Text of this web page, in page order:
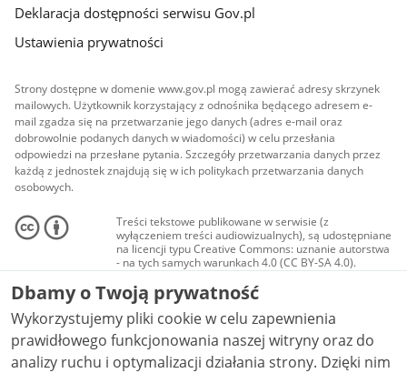
Deklaracja dostępności serwisu Gov.pl
Ustawienia prywatności
Strony dostępne w domenie www.gov.pl mogą zawierać adresy skrzynek
mailowych. Użytkownik korzystający z odnośnika będącego adresem e-
mail zgadza się na przetwarzanie jego danych (adres e-mail oraz
dobrowolnie podanych danych w wiadomości) w celu przesłania
odpowiedzi na przesłane pytania. Szczegóły przetwarzania danych przez
każdą z jednostek znajdują się w ich politykach przetwarzania danych
osobowych.
Treści tekstowe publikowane w serwisie (z
wyłączeniem treści audiowizualnych), są udostępniane
na licencji typu Creative Commons: uznanie autorstwa
- na tych samych warunkach 4.0 (CC BY-SA 4.0).
Materiały audiowizualne, w tym zdjęcia, materiały
audio i wideo, są udostępniane na licencji typu
Creative Commons: uznanie autorstwa użycie
niekomercyjne - bez utworów zależnych 4.0 (CC BY-
NC-ND 4.0), o ile nie jest to stwierdzone inaczej.
Dbamy o Twoją prywatność
Wykorzystujemy pliki cookie w celu zapewnienia
prawidłowego funkcjonowania naszej witryny oraz do
analizy ruchu i optymalizacji działania strony. Dzięki nim